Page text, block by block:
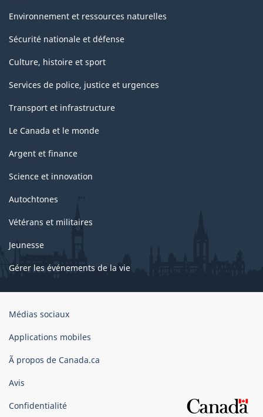
Environnement et ressources naturelles
Sécurité nationale et défense
Culture, histoire et sport
Services de police, justice et urgences
Transport et infrastructure
Le Canada et le monde
Argent et finance
Science et innovation
Autochtones
Vétérans et militaires
Jeunesse
Gérer les événements de la vie
Organisation
gouvernement
Canada
Médias sociaux
Applications mobiles
Ã propos de Canada.ca
Avis
Confidentialité